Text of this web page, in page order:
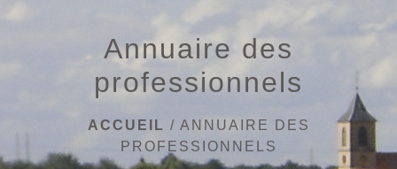
Annuaire des
professionnels
ACCUEIL / ANNUAIRE DES
PROFESSIONNELS